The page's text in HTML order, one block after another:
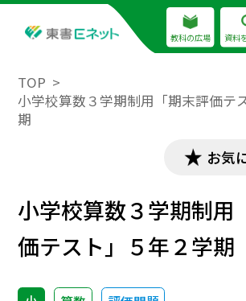
教科の広場 資料
TOP
小学校算数３学期制用「期末評価テ
期
お気
小学校算数３学期制用
価テスト」５年２学期